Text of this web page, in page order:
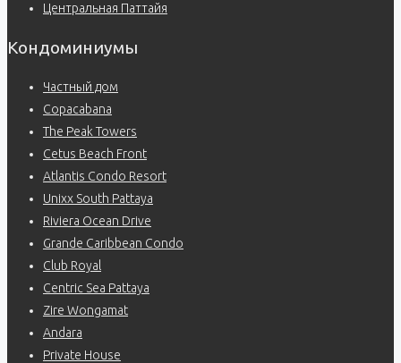
Центральная Паттайя
Кондоминиумы
Частный дом
Copacabana
The Peak Towers
Cetus Beach Front
Atlantis Condo Resort
Unixx South Pattaya
Riviera Ocean Drive
Grande Caribbean Condo
Club Royal
Centric Sea Pattaya
Zire Wongamat
Andara
Private House